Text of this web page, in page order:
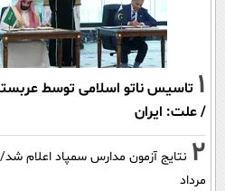
1 تاسیس ناتو اسلامی توسط
/ علت: ایران
2
مرداد